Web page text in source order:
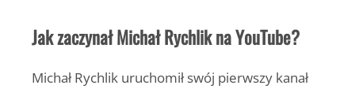
Jak zaczynał Michał Rychlik na YouTube?
Michał Rychlik uruchomił swój pierwszy kanał